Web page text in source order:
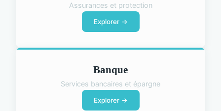
Assurances et protection
Explorer →
Banque
Services bancaires et épargne
Explorer →